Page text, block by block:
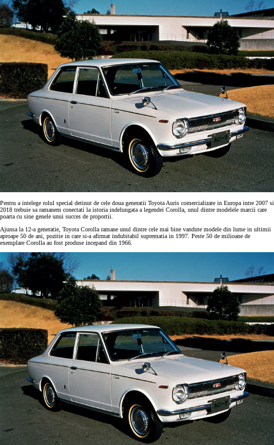
Pentru a intelege rolul special detinut de cele doua generatii Toyota Auris comercializate in Europa intre 2007 si
2018 trebuie sa ramanem conectati la istoria indelungata a legendei Corolla, unul dintre modelele marcii care
poarta cu sine genele unui succes de proportii.
Ajunsa la 12-a generatie, Toyota Corolla ramane unul dintre cele mai bine vandute modele din lume in ultimii
aproape 50 de ani, pozitie in care si-a afirmat indubitabil suprematia in 1997. Peste 50 de milioane de
exemplare Corolla au fost produse incepand din 1966.